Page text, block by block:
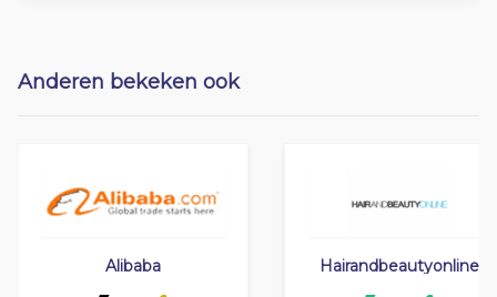
Anderen bekeken ook
Alibaba Hairandbeautyonline